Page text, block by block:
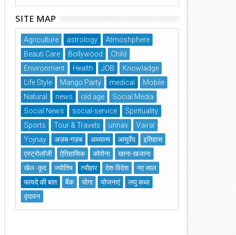
SITE MAP
Agriculture astrology
Atmoshphere
Beauti Care
Bollywood
Child
Environment
Health JOB
Knowladge
Life Style
Mango Party medical
Mobile
Natural
news old age
Social Media
Social News
social-service
Spirituality
Sports
Tour & Travels unnav
Vairal
Yojnay
अज़ब-गज़ब अध्यात्म आयुर्वेद
इतिहास
एस्ट्रोलॉजी
ऐतिहासिक कोरोना
खाना-खजाना
खेल -कूद
ज्योतिष त्यौहार देश-विदेश
नए साल
फायदे की बात
बैंक योगा योजनाएं
लघु कथा
वृंदावन